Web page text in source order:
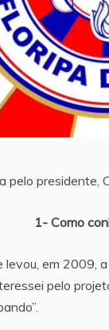
pelo presidente,
1- Como
em 2009,
pelo